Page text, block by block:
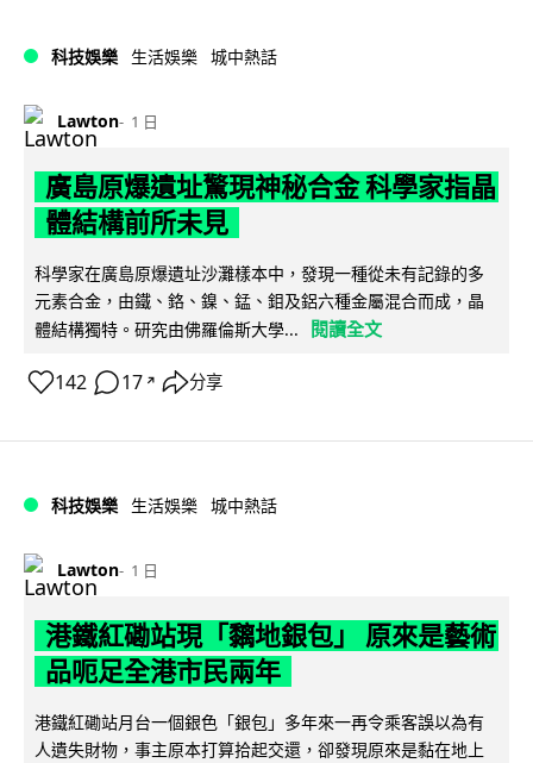
科技娛樂 生活娛樂 城中熱話
Lawton 1 日
廣島原爆遺址驚現神秘合金 科學家指晶
體結構前所未見
科學家在廣島原爆遺址沙灘樣本中，發現一種從未有記錄的多
元素合金，由鐵、鉻、鎳、錳、鉬及鋁六種金屬混合而成，晶
體結構獨特。研究由佛羅倫斯大學...
閱讀全文
142 17 ↗ 分享
科技娛樂 生活娛樂 城中熱話
Lawton 1 日
港鐵紅磡站現「黐地銀包」 原來是藝術
品呃足全港市民兩年
港鐵紅磡站月台一個銀色「銀包」多年來一再令乘客誤以為有
人遺失財物，事主原本打算拾起交還，卻發現原來是黏在地上